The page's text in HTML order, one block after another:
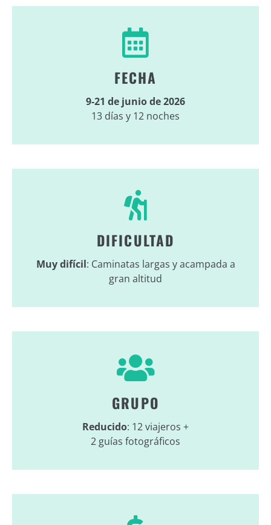
FECHA
9-21 de junio de 2026
13 días y 12 noches
DIFICULTAD
Muy difícil: Caminatas largas y acampada a
gran altitud
GRUPO
Reducido: 12 viajeros +
2 guías fotográficos